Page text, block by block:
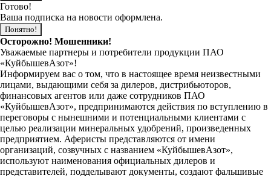
Готово!
Ваша подписка на новости оформлена.
Понятно!
Осторожно! Мошенники!
Уважаемые партнеры и потребители продукции ПАО
«КуйбышевАзот»!
Информируем вас о том, что в настоящее время неизвестными
лицами, выдающими себя за дилеров, дистрибьюторов,
финансовых агентов или даже сотрудников ПАО
«КуйбышевАзот», предпринимаются действия по вступлению в
переговоры с нынешними и потенциальными клиентами с
целью реализации минеральных удобрений, произведенных
предприятием. Аферисты представляются от имени
организаций, созвучных с названием «КуйбышевАзот»,
используют наименования официальных дилеров и
представителей, подделывают документы, создают фальшивые